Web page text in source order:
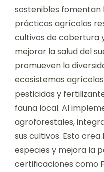
sostenibles fomentan
prácticas agrícolas
cultivos de cobertura
mejorar la salud del
promueven la
ecosistemas
pesticidas y
fauna local. Al
agroforestales,
sus cultivos. Esto
especies y mejora la
certificaciones como